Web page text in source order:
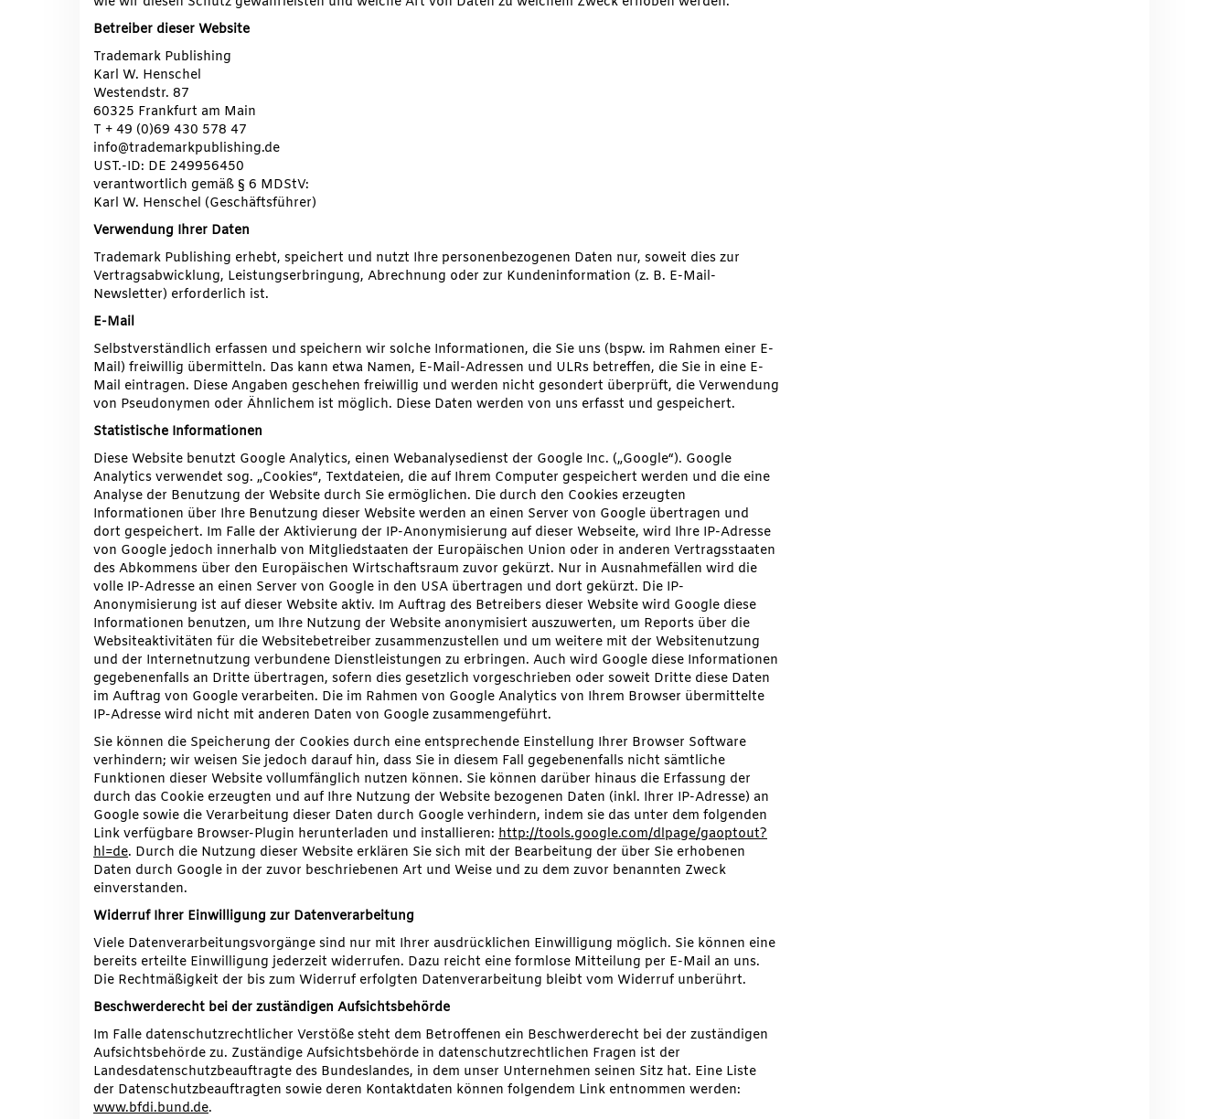
Betreiber dieser Website
Trademark Publishing
Karl W. Henschel
Westendstr. 87
60325 Frankfurt am Main
T + 49 (0)69 430 578 47
info@trademarkpublishing.de
UST.-ID: DE 249956450
verantwortlich gemäß § 6 MDStV:
Karl W. Henschel (Geschäftsführer)
Verwendung Ihrer Daten
Trademark Publishing erhebt, speichert und nutzt Ihre personenbezogenen Daten nur, soweit dies zur
Vertragsabwicklung, Leistungserbringung, Abrechnung oder zur Kundeninformation (z. B. E-Mail-
Newsletter) erforderlich ist.
E-Mail
Selbstverständlich erfassen und speichern wir solche Informationen, die Sie uns (bspw. im Rahmen einer E-
Mail) freiwillig übermitteln. Das kann etwa Namen, E-Mail-Adressen und ULRs betreffen, die Sie in eine E-
Mail eintragen. Diese Angaben geschehen freiwillig und werden nicht gesondert überprüft, die Verwendung
von Pseudonymen oder Ähnlichem ist möglich. Diese Daten werden von uns erfasst und gespeichert.
Statistische Informationen
Diese Website benutzt Google Analytics, einen Webanalysedienst der Google Inc. („Google“). Google
Analytics verwendet sog. „Cookies“, Textdateien, die auf Ihrem Computer gespeichert werden und die eine
Analyse der Benutzung der Website durch Sie ermöglichen. Die durch den Cookies erzeugten
Informationen über Ihre Benutzung dieser Website werden an einen Server von Google übertragen und
dort gespeichert. Im Falle der Aktivierung der IP-Anonymisierung auf dieser Webseite, wird Ihre IP-Adresse
von Google jedoch innerhalb von Mitgliedstaaten der Europäischen Union oder in anderen Vertragsstaaten
des Abkommens über den Europäischen Wirtschaftsraum zuvor gekürzt. Nur in Ausnahmefällen wird die
volle IP-Adresse an einen Server von Google in den USA übertragen und dort gekürzt. Die IP-
Anonymisierung ist auf dieser Website aktiv. Im Auftrag des Betreibers dieser Website wird Google diese
Informationen benutzen, um Ihre Nutzung der Website anonymisiert auszuwerten, um Reports über die
Websiteaktivitäten für die Websitebetreiber zusammenzustellen und um weitere mit der Websitenutzung
und der Internetnutzung verbundene Dienstleistungen zu erbringen. Auch wird Google diese Informationen
gegebenenfalls an Dritte übertragen, sofern dies gesetzlich vorgeschrieben oder soweit Dritte diese Daten
im Auftrag von Google verarbeiten. Die im Rahmen von Google Analytics von Ihrem Browser übermittelte
IP-Adresse wird nicht mit anderen Daten von Google zusammengeführt.
Sie können die Speicherung der Cookies durch eine entsprechende Einstellung Ihrer Browser Software
verhindern; wir weisen Sie jedoch darauf hin, dass Sie in diesem Fall gegebenenfalls nicht sämtliche
Funktionen dieser Website vollumfänglich nutzen können. Sie können darüber hinaus die Erfassung der
durch das Cookie erzeugten und auf Ihre Nutzung der Website bezogenen Daten (inkl. Ihrer IP-Adresse) an
Google sowie die Verarbeitung dieser Daten durch Google verhindern, indem sie das unter dem folgenden
Link verfügbare Browser-Plugin herunterladen und installieren: http://tools.google.com/dlpage/gaoptout?
hl=de. Durch die Nutzung dieser Website erklären Sie sich mit der Bearbeitung der über Sie erhobenen
Daten durch Google in der zuvor beschriebenen Art und Weise und zu dem zuvor benannten Zweck
einverstanden.
Widerruf Ihrer Einwilligung zur Datenverarbeitung
Viele Datenverarbeitungsvorgänge sind nur mit Ihrer ausdrücklichen Einwilligung möglich. Sie können eine
bereits erteilte Einwilligung jederzeit widerrufen. Dazu reicht eine formlose Mitteilung per E-Mail an uns.
Die Rechtmäßigkeit der bis zum Widerruf erfolgten Datenverarbeitung bleibt vom Widerruf unberührt.
Beschwerderecht bei der zuständigen Aufsichtsbehörde
Im Falle datenschutzrechtlicher Verstöße steht dem Betroffenen ein Beschwerderecht bei der zuständigen
Aufsichtsbehörde zu. Zuständige Aufsichtsbehörde in datenschutzrechtlichen Fragen ist der
Landesdatenschutzbeauftragte des Bundeslandes, in dem unser Unternehmen seinen Sitz hat. Eine Liste
der Datenschutzbeauftragten sowie deren Kontaktdaten können folgendem Link entnommen werden:
www.bfdi.bund.de.